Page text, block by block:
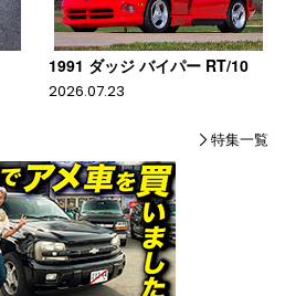
1991 ダッジ バイパー RT/10
2026.07.23
特集一覧